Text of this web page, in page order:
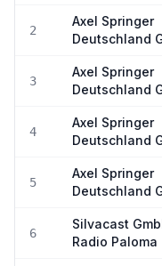
2
Axel Springer
Deutschland
3
Axel Springer
Deutschland
4
Axel Springer
Deutschland
5
Axel Springer
Deutschland
6
Silvacast
Radio Paloma